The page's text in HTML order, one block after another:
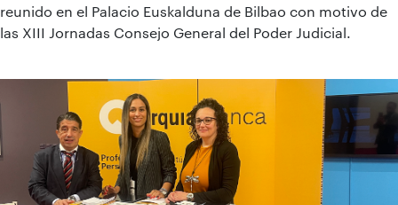
reunido en el Palacio Euskalduna de Bilbao con motivo de
las XIII Jornadas Consejo General del Poder Judicial.